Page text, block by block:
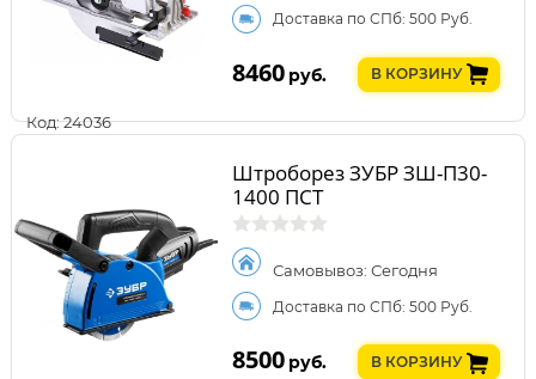
Код: 24036
Доставка по СПб: 500 Руб.
8460 руб. В КОРЗИНУ
Штроборез ЗУБР ЗШ-П30-
1400 ПСТ
Самовывоз: Сегодня
Доставка по СПб: 500 Руб.
8500 руб. В КОРЗИНУ